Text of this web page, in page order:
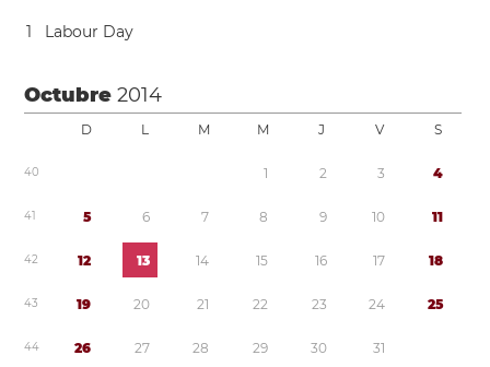
1 Labour Day
Octubre2014
D L M M J V S
40 1 2 3 4
41 5 6 7 8 9 10 11
42 12 13 14 15 16 17 18
43 19 20 21 22 23 24 25
44 26 27 28 29 30 31